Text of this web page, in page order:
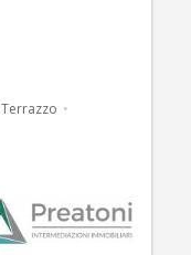
Terrazzo